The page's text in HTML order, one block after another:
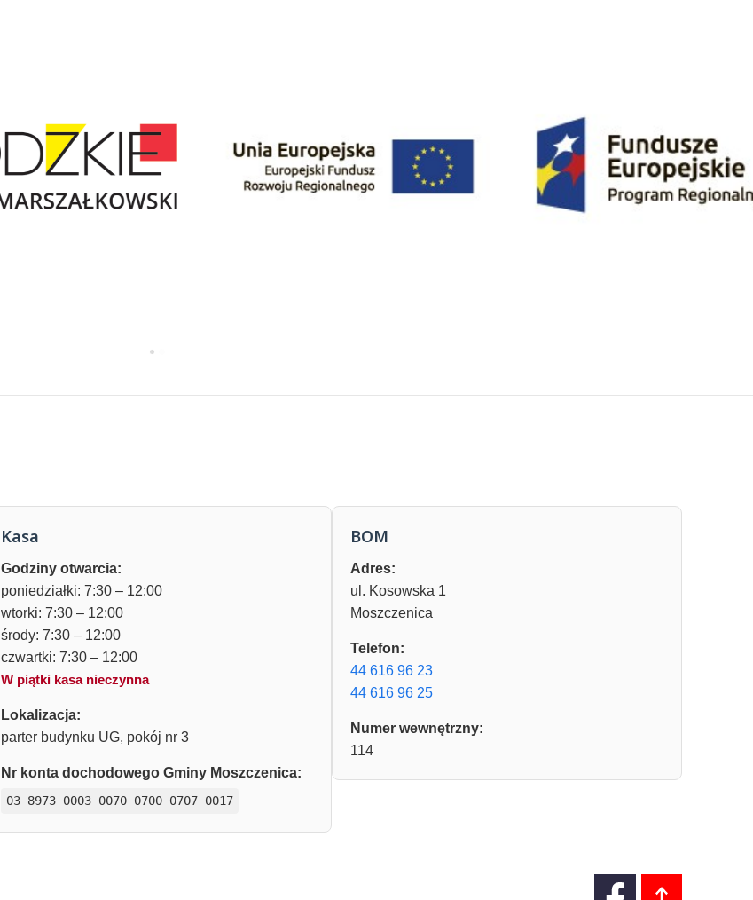
Kasa
Godziny otwarcia:
poniedziałki: 7:30 – 12:00
wtorki: 7:30 – 12:00
środy: 7:30 – 12:00
czwartki: 7:30 – 12:00
W piątki kasa nieczynna
Lokalizacja:
parter budynku UG, pokój nr 3
Nr konta dochodowego Gminy Moszczenica:
03 8973 0003 0070 0700 0707 0017
BOM
Adres:
ul. Kosowska 1
Moszczenica
Telefon:
44 616 96 23
44 616 96 25
Numer wewnętrzny:
114